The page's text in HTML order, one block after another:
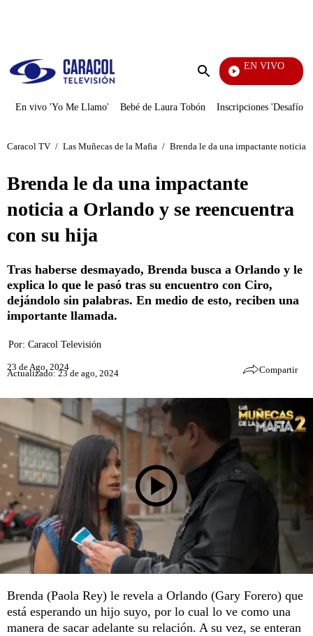
Enviar
EN VIVO
Televentas
En vivo 'Yo Me Llamo' Bebé de Laura Tobón Inscripciones 'Desafío'
Caracol TV / Las Muñecas de la Mafia / Brenda le da una impactante noticia
Brenda le da una impactante
noticia a Orlando y se reencuentra
con su hija
Tras haberse desmayado, Brenda busca a Orlando y le
explica lo que le pasó tras su encuentro con Ciro,
dejándolo sin palabras. En medio de esto, reciben una
importante llamada.
Por: Caracol Televisión
23 de Ago, 2024
Actualizado: 23 de ago, 2024 Compartir
Brenda (Paola Rey) le revela a Orlando (Gary Forero) que
está esperando un hijo suyo, por lo cual lo ve como una
manera de sacar adelante su relación. A su vez, se enteran